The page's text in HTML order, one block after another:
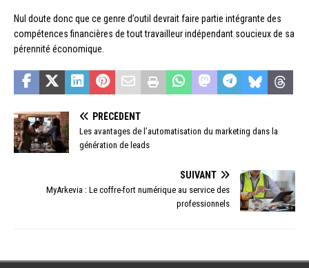
Nul doute donc que ce genre d’outil devrait faire partie intégrante des
compétences financières de tout travailleur indépendant soucieux de sa
pérennité économique.
PRÉCÉDENT
Les avantages de l’automatisation du marketing dans la
génération de leads
SUIVANT
MyArkevia : Le coffre-fort numérique au service des
professionnels